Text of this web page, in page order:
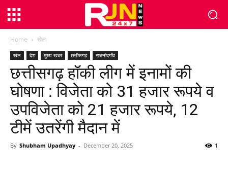
Home खेल
खेल देश मुख्य खबर छत्तीसगढ़ राजनांदगाँव
छत्तीसगढ़ हॉकी लीग में इनामों की
घोषणा : विजेता को 31 हजार रूपये व
उपविजेता को 21 हजार रूपये, 12
टीमें उतरेंगी मैदान में
By Shubham Upadhyay - December 20, 2025 1